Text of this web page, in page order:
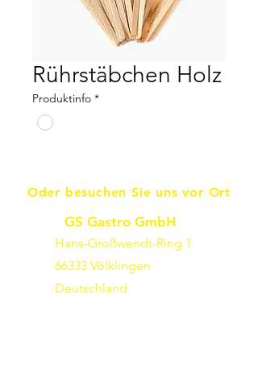
Rührstäbchen Holz
Produktinfo *
Oder besuchen Sie uns vor Ort
GS Gastro GmbH
Hans-Großwendt-Ring 1
66333 Völklingen
Deutschland